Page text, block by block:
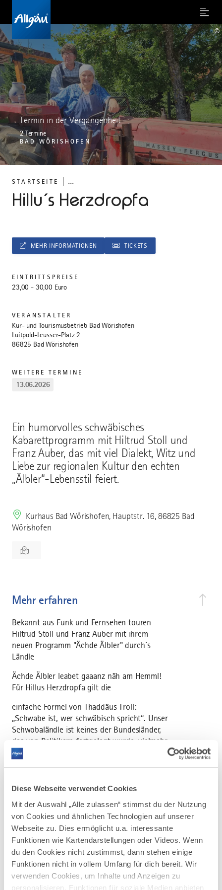
Diese Webseite verwendet Cookies
Mit der Auswahl „Alle zulassen“ stimmst du der Nutzung
von Cookies und ähnlichen Technologien auf unserer
Webseite zu. Dies ermöglicht u.a. interessante
Funktionen wie Kartendarstellungen oder Videos. Wenn
du den Cookies nicht zustimmst, dann stehen einige
Funktionen nicht in vollem Umfang für dich bereit. Wir
verwenden Cookies, um Inhalte und Anzeigen zu
personalisieren, Funktionen für soziale Medien anbieten
Menu
STARTSEITE ...
Hillu´s Herzdropfa
Termin in der Vergangenheit
2 Termine
BAD WÖRISHOFEN
©
Ein humorvolles schwäbisches
Kabarettprogramm mit Hiltrud Stoll und
Franz Auber, das mit viel Dialekt, Witz und
Liebe zur regionalen Kultur den echten
„Älbler“-Lebensstil feiert.
Kurhaus Bad Wörishofen, Hauptstr. 16, 86825 Bad
Wörishofen
Mehr erfahren
Bekannt aus Funk und Fernsehen touren
Hiltrud Stoll und Franz Auber mit ihrem
neuen Programm "Ächde Älbler" durch´s
Ländle
Ächde Älbler leabet gaaanz näh am Hemml!
Für Hillus Herzdropfa gilt die
einfache Formel von Thaddäus Troll:
„Schwabe ist, wer schwäbisch spricht“. Unser
Schwobaländle ist keines der Bundesländer,
das von Politikern festgelegt wurde, vielmehr
ist es ein „Kulturraum“, ein Gebiet, in dem
Dazu gehört die schwäbische Sparsamkeit: S‘
Durscht griagt!
Und natürlich Spätzla: Kässchbätzla,
Krautschbätzla, Leisa mit Schbätzla,
Kartofflschbätzla, Schbätzla mit Sooooß...
Maultaschen sind Pflicht auf jedem
schwäbischen Menüplan: Mauldascha
MEHR INFORMATIONEN TICKETS
EINTRITTSPREISE
23,00 - 30,00 Euro
VERANSTALTER
Kur- und Tourismusbetrieb Bad Wörishofen
Luitpold-Leusser-Platz 2
86825 Bad Wörishofen
WEITERE TERMINE
13.06.2026